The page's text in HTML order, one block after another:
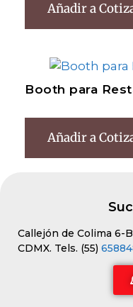
Añadir a
Booth para
Añadir a
Callejón de Colima 6-
CDMX. Tels. (55)